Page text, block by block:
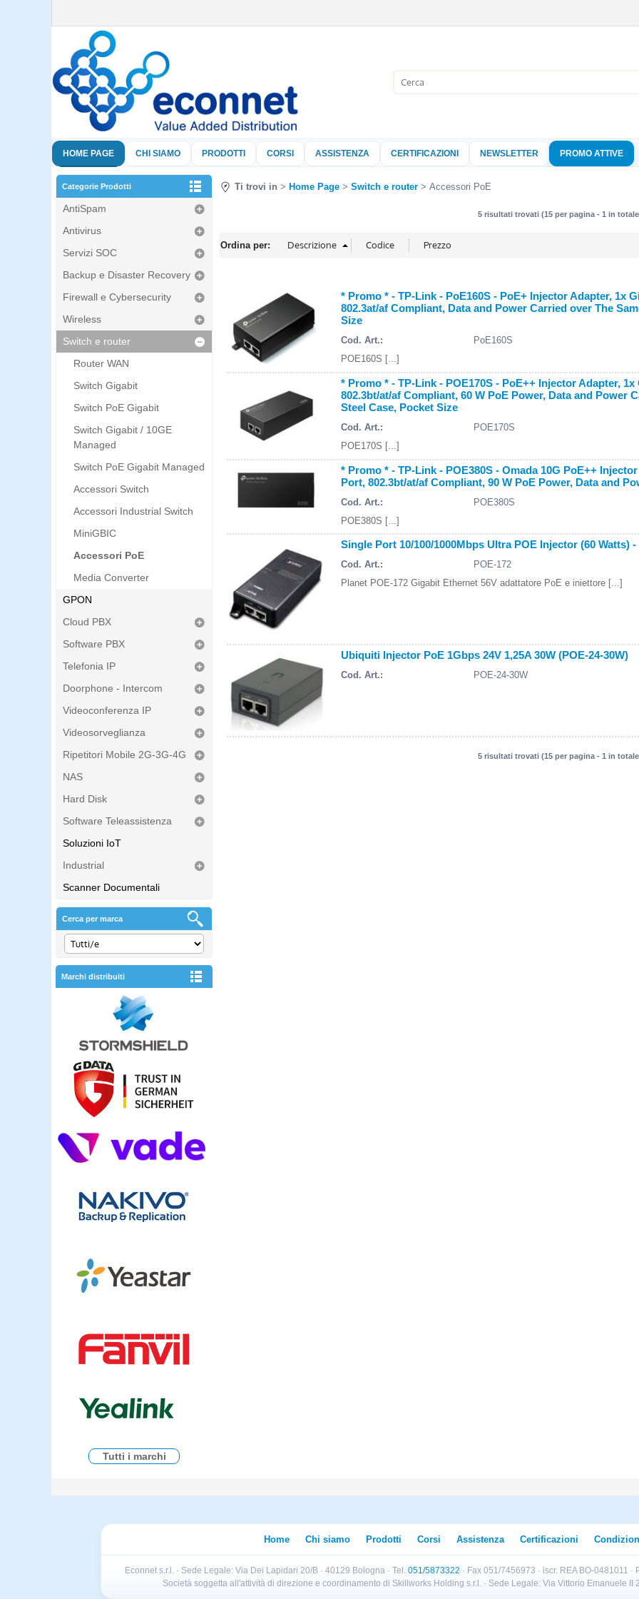
nome utente e
clicca sul
HOME PAGE CHI SIAMO PRODOTTI CORSI ASSISTENZA CERTIFICAZIONI NEWSLETTER PROMO ATTIVE
Categorie Prodotti
AntiSpam
Antivirus
Servizi SOC
Backup e Disaster Recovery
Firewall e Cybersecurity
Wireless
Switch e router
Router WAN
Switch Gigabit
Switch PoE Gigabit
Switch Gigabit / 10GE
Managed
Switch PoE Gigabit Managed
Accessori Switch
Accessori Industrial Switch
MiniGBIC
Accessori PoE
Media Converter
GPON
Cloud PBX
Software PBX
Telefonia IP
Doorphone - Intercom
Videoconferenza IP
Videosorveglianza
Ripetitori Mobile 2G-3G-4G
NAS
Hard Disk
Software Teleassistenza
Soluzioni IoT
Industrial
Scanner Documentali
Cerca per marca
Marchi distribuiti
Tutti i marchi
Ti trovi in Home Page Switch e router Accessori PoE
5 risultati trovati (15 per pagina - 1 in
Ordina per:
* Promo * - TP-Link - PoE160S - PoE+ Injector Adapter, 1x
802.3at/af Compliant, Data and Power Carried over The
Size
Cod. Art.:
PoE160S
POE160S [...]
* Promo * - TP-Link - POE170S - PoE++ Injector Adapter,
802.3bt/at/af Compliant, 60 W PoE Power, Data and Power
Steel Case, Pocket Size
Cod. Art.:
POE170S
POE170S [...]
* Promo * - TP-Link - POE380S - Omada 10G PoE++
Port, 802.3bt/at/af Compliant, 90 W PoE Power, Data and
Cod. Art.:
POE380S
POE380S [...]
Single Port 10/100/1000Mbps Ultra POE Injector (60 Watts)
Cod. Art.:
POE-172
Planet POE-172 Gigabit Ethernet 56V adattatore PoE e iniettore [...]
Ubiquiti Injector PoE 1Gbps 24V 1,25A 30W (POE-24-30W)
Cod. Art.: POE-24-30W
5 risultati trovati (15 per pagina - 1 in
Home Chi siamo Prodotti Corsi Assistenza Certificazioni
Econnet s.r.l. · Sede Legale: Via Dei Lapidari 20/B · 40129 Bologna · Tel. 051/5873322 · Fax 051/7456973 · iscr. REA BO-0481011
Società soggetta all'attività di direzione e coordinamento di Skillworks Holding s.r.l. · Sede Legale: Via Vittorio Emanuele II